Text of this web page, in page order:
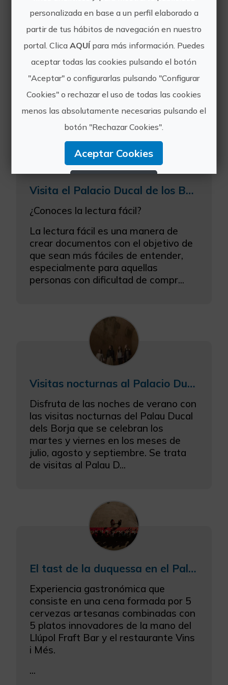
Otras experiencias
de Palau Ducal
dels Borja
Visita el Palacio Ducal de los Borja de Gandia con lectura fácil
¿Conoces la lectura fácil?
La lectura fácil es una manera de
crear documentos con el objetivo de
que sean más fáciles de entender,
especialmente para aquellas
personas con dificultad de compr...
Visitas nocturnas al Palacio Ducal de los Borja de Gandia
Disfruta de las noches de verano con
las visitas nocturnas del Palau Ducal
dels Borja que se celebran los
martes y viernes en los meses de
julio, agosto y septiembre. Se trata
de visitas al Palau D...
El tast de la duquessa en el Palacio Ducal de los Borja en Gandía
Experiencia gastronómica que
consiste en una cena formada por 5
cervezas artesanas combinadas con
5 platos innovadores de la mano del
Llúpol Fraft Bar y el restaurante Vins
i Més.
...
personalizada en base a un perfil elaborado a
partir de tus hábitos de navegación en nuestro
portal. Clica AQUÍpara más información. Puedes
aceptar todas las cookies pulsando el botón
"Aceptar" o configurarlas pulsando "Configurar
Cookies" o rechazar el uso de todas las cookies
menos las absolutamente necesarias pulsando el
botón "Rechazar Cookies".
Aceptar Cookies
Más información